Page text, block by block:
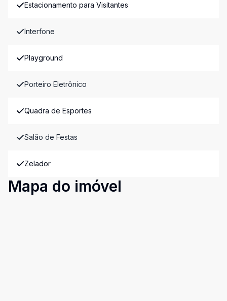
Estacionamento para Visitantes
Interfone
Playground
Porteiro Eletrônico
Quadra de Esportes
Salão de Festas
Zelador
Mapa do imóvel